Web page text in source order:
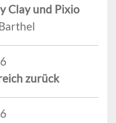
Clay und Pixio
zurück